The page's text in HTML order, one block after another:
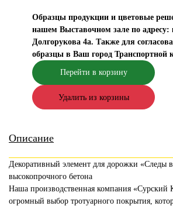
Образцы продукции и цветовые
нашем Выставочном зале по адресу:
Долгорукова 4а. Также для
образцы в Ваш город Транспортной
Перейти в корзину
Удалить из корзины
Описание
Декоративный элемент для дорожки «Следы
высокопрочного бетона
Наша производственная компания «Сурский
огромный выбор тротуарного покрытия,